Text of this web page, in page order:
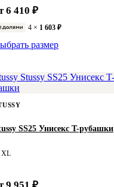
6 410 ₽
4 × 1 603 ₽
размер
SS25 Унисекс T-рубашки
XL
9 951 ₽